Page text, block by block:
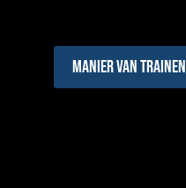
Manier van Trainen